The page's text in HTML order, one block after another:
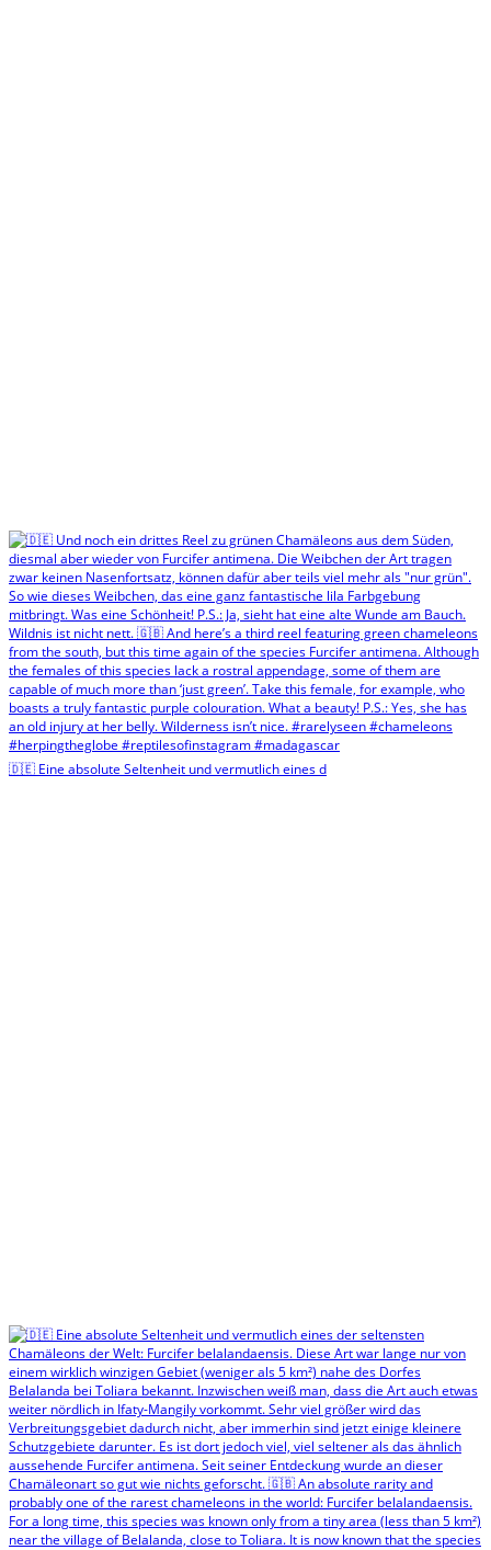
🇩🇪 Eine absolute Seltenheit und vermutlich eines d